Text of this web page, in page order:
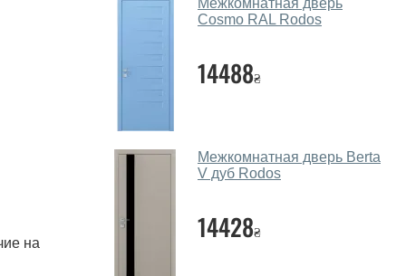
на
Межкомнатная дверь
Cosmo RAL Rodos
14488₴
Межкомнатная дверь Berta
V дуб Rodos
14428₴